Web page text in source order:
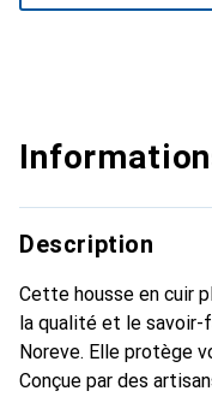
Description
Cette housse en cuir
la qualité et le savoir-
Noreve. Elle protège
Conçue par des